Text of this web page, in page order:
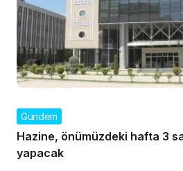
Gündem
Hazine, önümüzdeki hafta 3
yapacak